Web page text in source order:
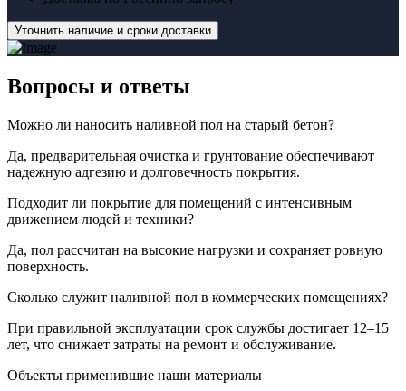
Уточнить наличие и сроки доставки
Вопросы и ответы
Можно ли наносить наливной пол на старый бетон?
Да, предварительная очистка и грунтование обеспечивают
надежную адгезию и долговечность покрытия.
Подходит ли покрытие для помещений с интенсивным
движением людей и техники?
Да, пол рассчитан на высокие нагрузки и сохраняет ровную
поверхность.
Сколько служит наливной пол в коммерческих помещениях?
При правильной эксплуатации срок службы достигает 12–15
лет, что снижает затраты на ремонт и обслуживание.
Объекты применившие наши материалы